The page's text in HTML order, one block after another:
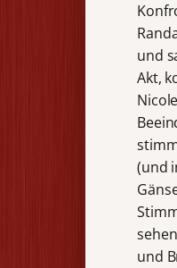
und
Akt,
(und
und